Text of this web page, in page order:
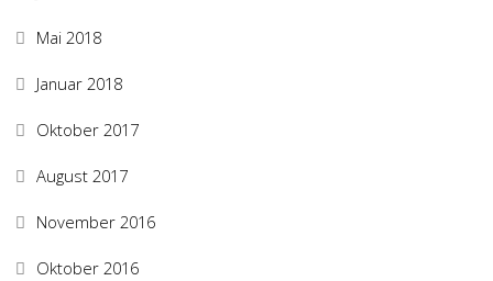
Mai 2018
Januar 2018
Oktober 2017
August 2017
November 2016
Oktober 2016